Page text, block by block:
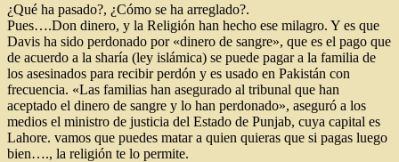
¿Qué ha pasado?, ¿Cómo se ha arreglado?.
Pues….Don dinero, y la Religión han hecho ese milagro. Y es que
Davis ha sido perdonado por «dinero de sangre», que es el pago que
de acuerdo a la sharía (ley islámica) se puede pagar a la familia de
los asesinados para recibir perdón y es usado en Pakistán con
frecuencia. «Las familias han asegurado al tribunal que han
aceptado el dinero de sangre y lo han perdonado», aseguró a los
medios el ministro de justicia del Estado de Punjab, cuya capital es
Lahore. vamos que puedes matar a quien quieras que si pagas luego
bien…., la religión te lo permite.